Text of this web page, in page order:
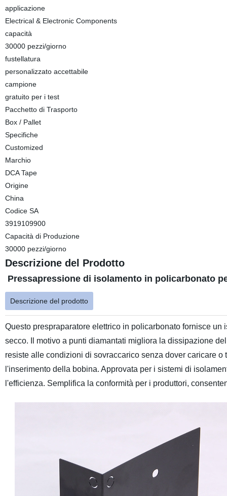
applicazione
Electrical & Electronic Components
capacità
30000 pezzi/giorno
fustellatura
personalizzato accettabile
campione
gratuito per i test
Pacchetto di Trasporto
Box / Pallet
Specifiche
Customized
Marchio
DCA Tape
Origine
China
Codice SA
3919109900
Capacità di Produzione
30000 pezzi/giorno
Descrizione del Prodotto
Pressapressione di isolamento in policarbonato
Descrizione del prodotto
Questo prespraparatore elettrico in policarbonato fornisce
secco. Il motivo a punti diamantati migliora la dissipazione
resiste alle condizioni di sovraccarico senza dover caricare
l'inserimento della bobina. Approvata per i sistemi di
l'efficienza. Semplifica la conformità per i produttori,